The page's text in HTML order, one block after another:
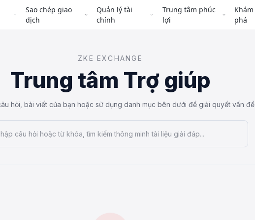
Sao chép giao
dịch
Quản lý tài
chính
Trung tâm phúc
lợi
Khám
phá
ZKE EXCHANGE
Trung tâm Trợ giúp
hỏi, bài viết của bạn hoặc sử dụng danh mục bên dưới để giải quyết vấn đề